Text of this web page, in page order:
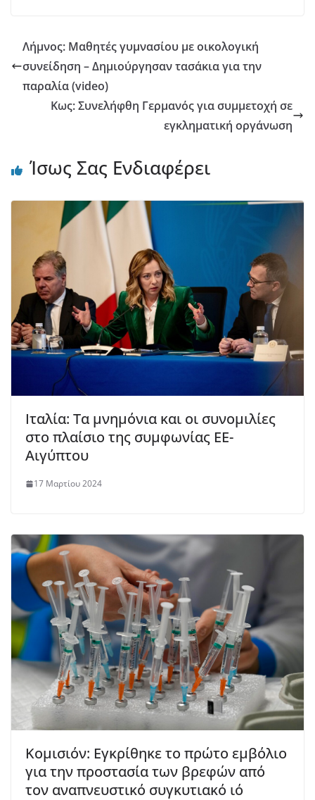
Λήμνος: Μαθητές γυμνασίου με οικολογική
συνείδηση – Δημιούργησαν τασάκια για την
παραλία (video)
Κως: Συνελήφθη Γερμανός για συμμετοχή σε
εγκληματική οργάνωση
Ίσως Σας Ενδιαφέρει
Ιταλία: Τα μνημόνια και οι συνομιλίες
στο πλαίσιο της συμφωνίας ΕΕ-
Αιγύπτου
17 Μαρτίου 2024
Κομισιόν: Εγκρίθηκε το πρώτο εμβόλιο
για την προστασία των βρεφών από
τον αναπνευστικό συγκυτιακό ιό